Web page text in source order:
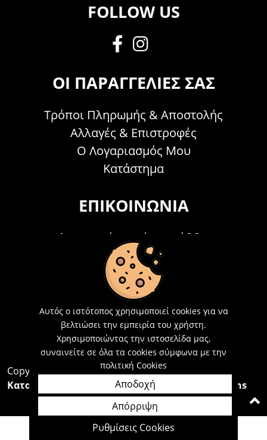
FOLLOW US
ΟΙ ΠΑΡΑΓΓΕΛΊΕΣ ΣΑΣ
Τρόποι Πληρωμής & Αποστολής
Αλλαγές & Επιστροφές
Ο Λογαριασμός Μου
Κατάστημα
ΕΠΙΚΟΙΝΩΝΊΑ
Τηλεφωνικά Δευτέρα - Σάββατο
09:00 - 15:00
Τ: 26214 00104
info@acosmetics.gr
Copyright 2026,
Acosmetics Αθανασόπουλος
Κατασκευή Ιστοσελίδων Interactive Net Solutions
Αυτός ο ιστότοπος χρησιμοποιεί cookies για να
βελτιώσει την εμπειρία του χρήστη.
Χρησιμοποιώντας την ιστοσελίδα μας,
συναινείτε σε όλα τα cookies σύμφωνα με την
πολιτική Cookies
Αποδοχή
Απόρριψη
Ρυθμίσεις Cookies